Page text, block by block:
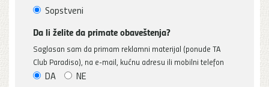
Sopstveni
Da li želite da primate obaveštenja?
Saglasan sam da primam reklamni materijal (ponude TA
Club Paradiso), na e-mail, kućnu adresu ili mobilni telefon
DA NE